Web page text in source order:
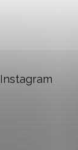
Instagram